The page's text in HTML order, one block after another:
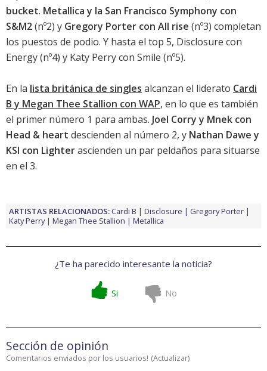
bucket. Metallica y la San Francisco Symphony con
S&M2(nº2) y Gregory Porter con All rise (nº3) completan
los puestos de podio. Y hasta el top 5, Disclosure con
Energy(nº4) y Katy Perry con Smile (nº5).
En la lista británica de singles alcanzan el liderato Cardi
B y Megan Thee Stallion con WAP, en lo que es también
el primer número 1 para ambas. Joel Corry y Mnek con
Head & heart descienden al número 2, y Nathan Dawe y
KSI con Lighterascienden un par peldaños para situarse
en el 3.
ARTISTAS RELACIONADOS:Cardi B Disclosure
Gregory Porter
Katy Perry
Megan Thee Stallion Metallica
¿Te ha parecido interesante la noticia?
Si No
Sección de opinión
Comentarios enviados por los usuarios! (Actualizar)